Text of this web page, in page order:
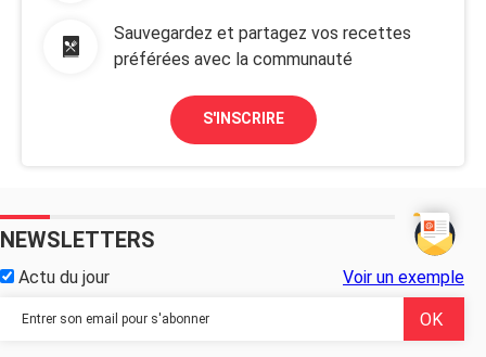
Sauvegardez et partagez vos recettes
préférées avec la communauté
S'INSCRIRE
NEWSLETTERS
Actu du jour Voir un exemple